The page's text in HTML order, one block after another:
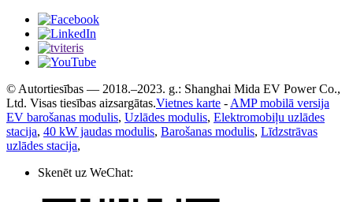
© Autortiesības — 2018.–2023. g.: Shanghai Mida EV Power Co.,
Ltd. Visas tiesības aizsargātas.Vietnes karte - AMP mobilā versija
EV barošanas modulis, Uzlādes modulis, Elektromobiļu uzlādes
stacija, 40 kW jaudas modulis, Barošanas modulis, Līdzstrāvas
uzlādes stacija,
Skenēt uz WeChat: